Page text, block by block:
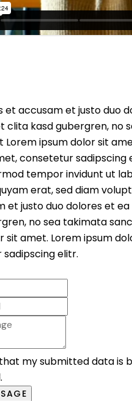
et accusam et justo duo
clita kasd gubergren, no
Lorem ipsum dolor sit
consetetur sadipscing
tempor invidunt ut
erat, sed diam
et justo duo dolores et
no sea takimata
sit amet. Lorem ipsum
elitr.
my submitted data is